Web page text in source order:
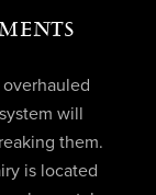
will
them.
is located